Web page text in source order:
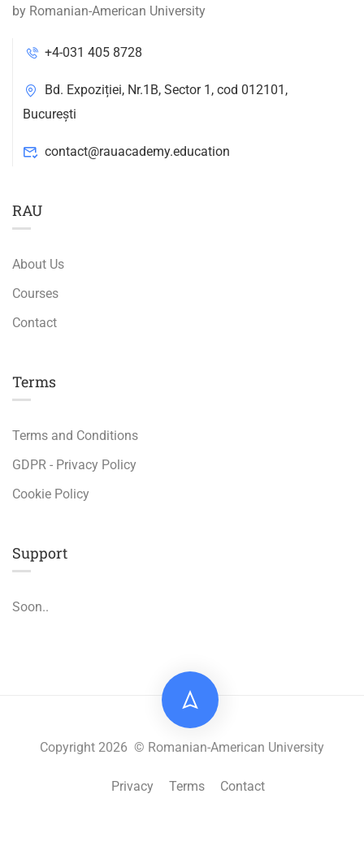
by Romanian-American University
+4-031 405 8728
Bd. Expoziției, Nr.1B, Sector 1, cod 012101,
București
contact@rauacademy.education
RAU
About Us
Courses
Contact
Terms
Terms and Conditions
GDPR - Privacy Policy
Cookie Policy
Support
Soon..
Copyright 2026 © Romanian-American University
Privacy Terms Contact